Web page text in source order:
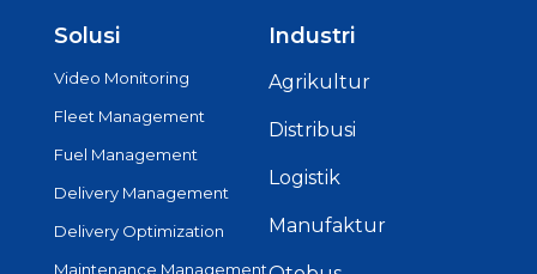
Solusi
Video Monitoring
Fleet Management
Fuel Management
Delivery Management
Delivery Optimization
Maintenance Management
Industri
Agrikultur
Distribusi
Logistik
Manufaktur